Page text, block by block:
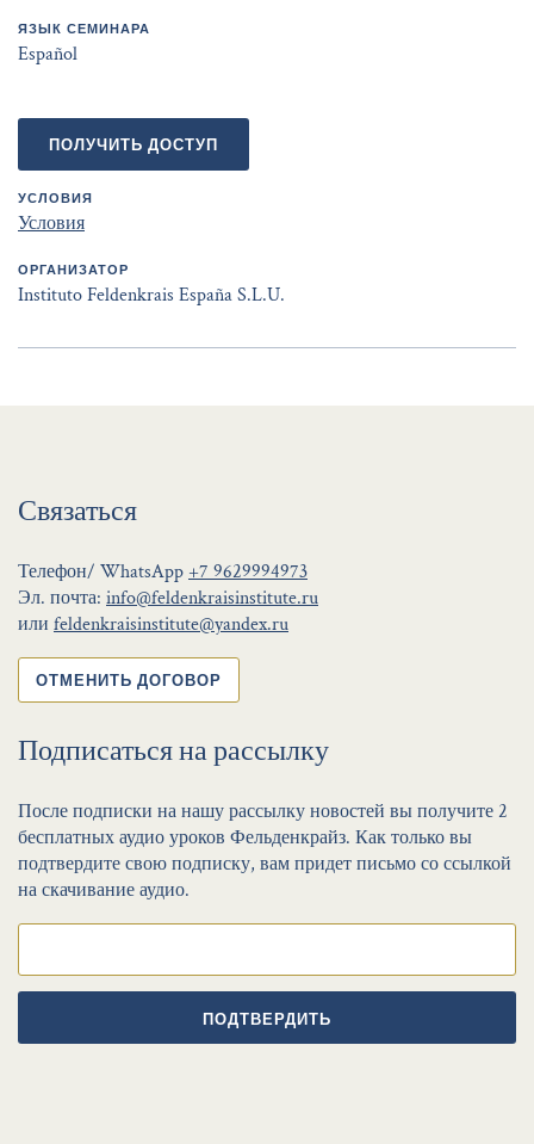
ЯЗЫК СЕМИНАРА
Español
ПОЛУЧИТЬ ДОСТУП
УСЛОВИЯ
Условия
ОРГАНИЗАТОР
Instituto Feldenkrais España S.L.U.
Связаться
Телефон/ WhatsApp +7 9629994973
Эл. почта: info@feldenkraisinstitute.ru
или feldenkraisinstitute@yandex.ru
ОТМЕНИТЬ ДОГОВОР
Подписаться на рассылку
После подписки на нашу рассылку новостей вы получите 2
бесплатных аудио уроков Фельденкрайз. Как только вы
подтвердите свою подписку, вам придет письмо со ссылкой
на скачивание аудио.
ПОДТВЕРДИТЬ